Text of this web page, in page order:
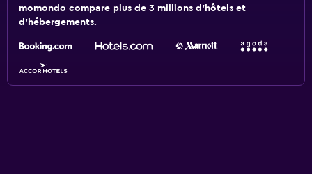
momondo compare plus de 3 millions d'hôtels et
d'hébergements.